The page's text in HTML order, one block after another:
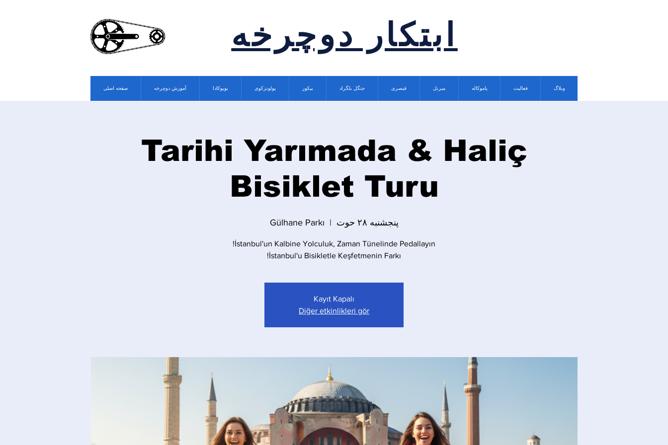
ابتکار دوچرخه
صفحه اصلی آموزش دوچرخه بویوکادا پولونزکوی بیکوز جنگل بلگراد قیصری میرتل پاموکاله فعالیت وبلاگ
Tarihi Yarımada & Haliç
Bisiklet Turu
پنجشنبه ۲۸ حوت
  |
Gülhane Parkı
İstanbul'u Bisikletle Keşfetmenin Farkı!
Kayıt Kapalı
Diğer etkinlikleri gör